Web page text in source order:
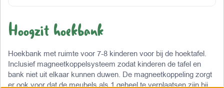
Hoogzit hoekbank
Hoekbank met ruimte voor 7-8 kinderen voor bij de hoektafel.
Inclusief magneetkoppelsysteem zodat kinderen de tafel en
bank niet uit elkaar kunnen duwen. De magneetkoppeling zorgt
er ook voor dat de meubels als 1 geheel te verplaatsen zijn bij